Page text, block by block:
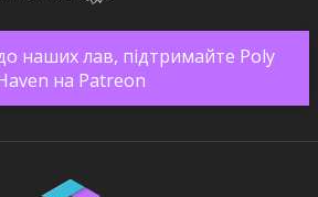
наших лав, підтримайте Poly
на Patreon